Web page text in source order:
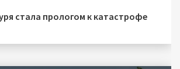
стала прологом к катастрофе